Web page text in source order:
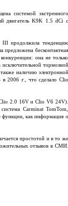
системой экстренного
двигатель K9K 1.5 dCi с
продолжила тенденцию
предложена бесконтактная
она не только
тормозной
наличию электронной
в 2006 г., что сделало Clio
2.0 16V и Clio V6 24V).
Carminat TomTom,
функции, как информация о
простотой и в то же
отзывов в СМИ.